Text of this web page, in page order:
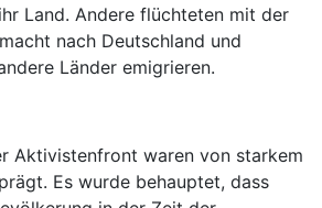
Land. Andere flüchteten mit der
nach Deutschland und
Länder emigrieren.
Aktivistenfront waren von starkem
Es wurde behauptet, dass